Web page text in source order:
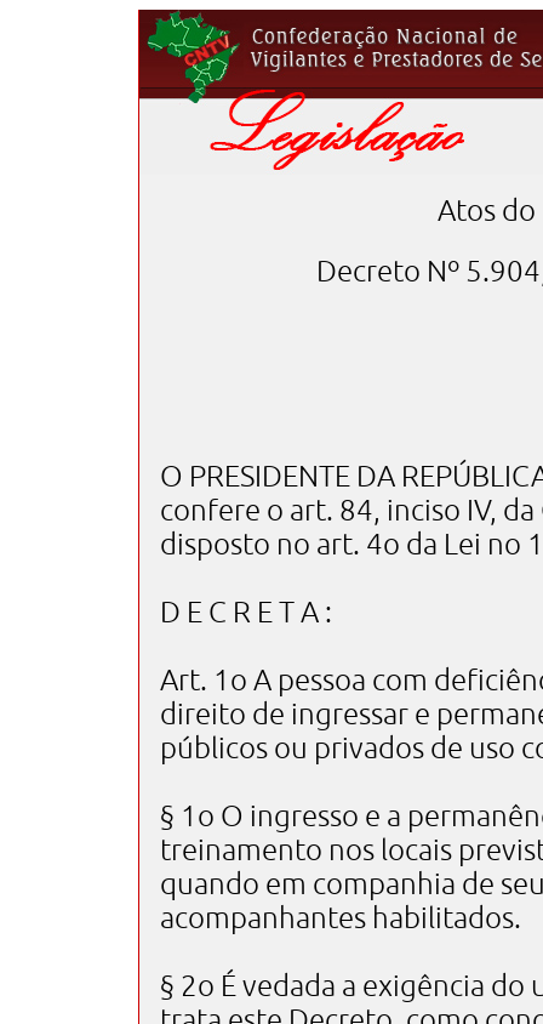
Atos do
Decreto Nº
O PRESIDENTE DA
confere o art. 84, inciso IV,
disposto no art. 4o da Lei no
D E C R E T A :
Art. 1o A pessoa com
direito de ingressar e
públicos ou privados de uso
§ 1o O ingresso e a
treinamento nos locais
quando em companhia de
acompanhantes habilitados.
§ 2o É vedada a exigência